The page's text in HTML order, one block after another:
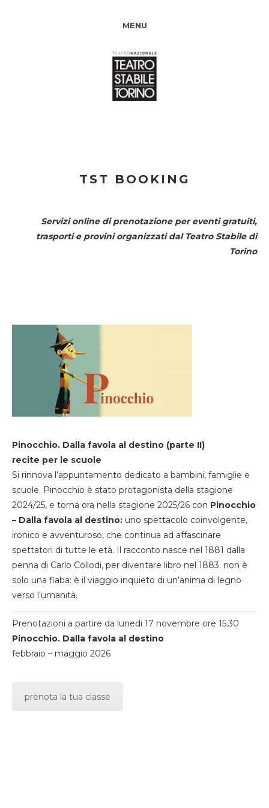
MENU
TST BOOKING
Servizi online di prenotazione per eventi gratuiti,
trasporti e provini organizzati dal Teatro Stabile di
Torino
Pinocchio. Dalla favola al destino (parte II)
recite per le scuole
Si rinnova l’appuntamento dedicato a bambini, famiglie e
scuole. Pinocchio è stato protagonista della stagione
2024/25, e torna ora nella stagione 2025/26 con Pinocchio
– Dalla favola al destino: uno spettacolo coinvolgente,
ironico e avventuroso, che continua ad affascinare
spettatori di tutte le età. Il racconto nasce nel 1881 dalla
penna di Carlo Collodi, per diventare libro nel 1883. non è
solo una fiaba: è il viaggio inquieto di un’anima di legno
verso l’umanità.
Prenotazioni a partire da lunedi 17 novembre ore 15.30
Pinocchio. Dalla favola al destino
febbraio – maggio 2026
prenota la tua classe